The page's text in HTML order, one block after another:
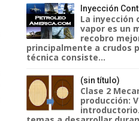
Inyección
La inyección
vapor es un
recobro
principalmente a crudos
técnica consiste...
(sin título)
Clase 2
producción: